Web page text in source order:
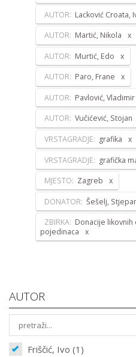
AUTOR: Lacković Croata,
AUTOR: Martić, Nikola
AUTOR: Murtić, Edo
AUTOR: Paro, Frane
AUTOR: Pavlović, Vladimir
AUTOR: Vučićević, Stojan
VRSTAGRADJE: grafika
VRSTAGRADJE: grafička
MJESTO: Zagreb
DONATOR: Šešelj,
ZBIRKA: Donacije likovnih
pojedinaca
AUTOR
Friščić, Ivo (1)